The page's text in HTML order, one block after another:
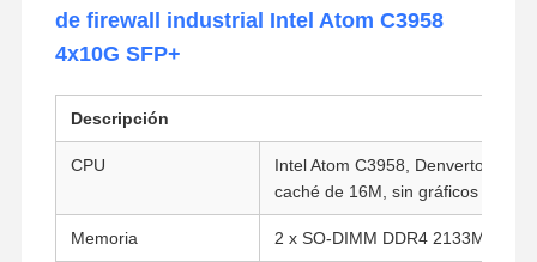
de firewall industrial Intel Atom C3958
4x10G SFP+
Descripción
CPU
Intel Atom C3958, Denverton, 16
caché de 16M, sin gráficos
Memoria 2 x SO-DIMM DDR4 2133MHz